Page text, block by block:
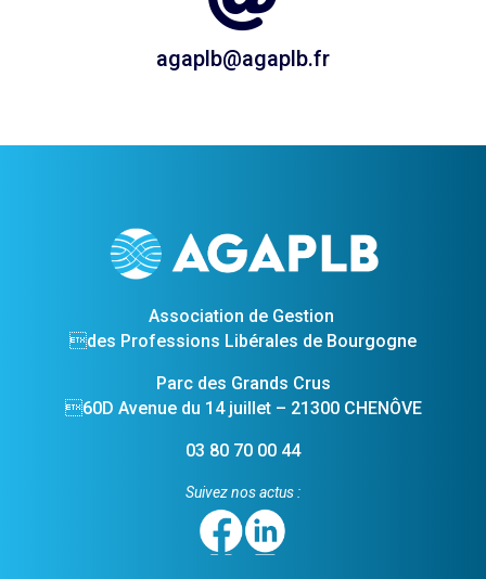
agaplb@agaplb.fr
Association de Gestion
des Professions Libérales de Bourgogne
Parc des Grands Crus
60D Avenue du 14 juillet – 21300 CHENÔVE
03 80 70 00 44
Suivez nos actus :